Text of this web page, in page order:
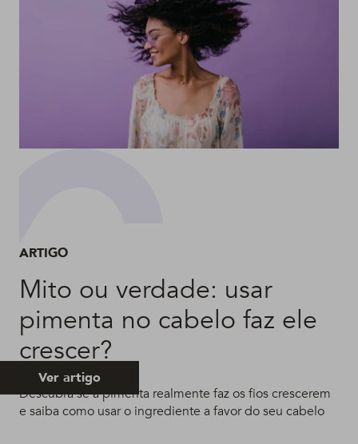
ARTIGO
Mito ou verdade: usar
pimenta no cabelo faz ele
crescer?
Descubra se a pimenta realmente faz os fios crescerem
e saiba como usar o ingrediente a favor do seu cabelo
Ver artigo